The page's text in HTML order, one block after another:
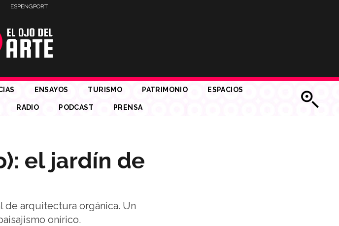
ESPENGPORT
ENSAYOS TURISMO PATRIMONIO ESPACIOS
RADIO PODCAST PRENSA
el jardín de
de arquitectura orgánica. Un
onírico.